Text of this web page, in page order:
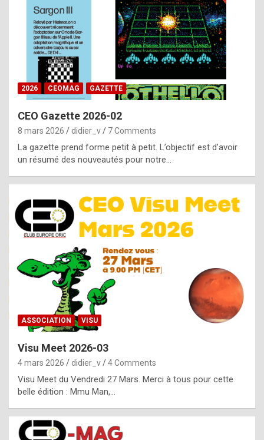
a
y
b
e
b
y
g
e
n
u
i
n
e
R
o
p
l
c
2026 CEOMAG GAZETTE
CEO Gazette 2026-02
8 mars 2026 didier_v 7 Comments
La gazette prend forme petit à petit. L’objectif est d’avoir
un résumé des nouveautés pour notre…
ASSOCIATION VISU
Visu Meet 2026-03
4 mars 2026 didier_v 4 Comments
Visu Meet du Vendredi 27 Mars. Merci à tous pour cette
belle édition : Mmu Man,…